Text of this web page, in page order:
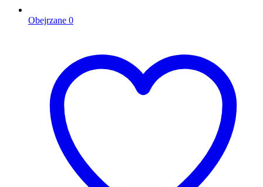
Obejrzane 0